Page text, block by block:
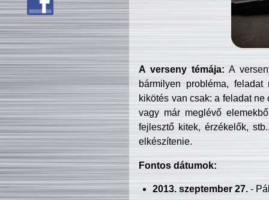
A verseny témája: A
bármilyen probléma, feladat
kikötés van csak: a feladat
vagy már meglévő
fejlesztő kitek, érzékelők,
elkészítenie.
Fontos dátumok:
2013. szeptember 27.-